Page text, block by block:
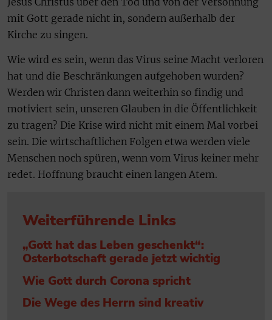
mit Gott gerade nicht in, sondern außerhalb der
Kirche zu singen.
Wie wird es sein, wenn das Virus seine Macht verloren
hat und die Beschränkungen aufgehoben wurden?
Werden wir Christen dann weiterhin so findig und
motiviert sein, unseren Glauben in die Öffentlichkeit
zu tragen? Die Krise wird nicht mit einem Mal vorbei
sein. Die wirtschaftlichen Folgen etwa werden viele
Menschen noch spüren, wenn vom Virus keiner mehr
redet. Hoffnung braucht einen langen Atem.
Weiterführende Links
„Gott hat das Leben geschenkt“:
Osterbotschaft gerade jetzt wichtig
Wie Gott durch Corona spricht
Die Wege des Herrn sind kreativ